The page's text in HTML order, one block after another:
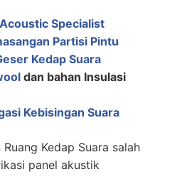
Specialist
Partisi Pintu
Kedap Suara
dan bahan Insulasi
Kebisingan Suara
Kedap Suara salah
panel akustik